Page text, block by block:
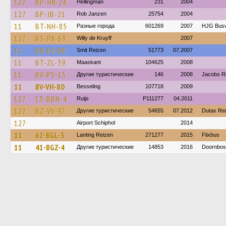
127 BP-HR-24 Hellingman 231 2004
127 BP-JB-21 Rob Janzen 25754 2004
11 BT-NH-85 Разные города 601269 2007 HJG
127 BS-PX-63 Willy de Kruyff 2007
11 BX-DJ-90 Smit Reizen 51773 07.2007
11 BT-ZL-39 Maaskant 104625 2008
11 BV-PS-15 Другие туристические 146 2008 Jacobs
11 BV-VH-80 Besseling 107718 2009
127 13-BBN-4 Ruijs P111277 04.2011
127 BZ-VV-97 Другие туристические 54655 07.2012 Dutax
127 Airport Schiphol 2014
11 62-BGL-3 Lanting Reizen 271277 2015 Flixbus
11 41-BGZ-4 Другие туристические 14853 2016 Doornbos